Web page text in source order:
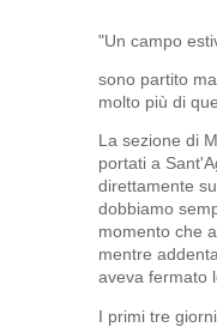
"Un campo
sono partito
molto più di
La sezione di
portati a
direttamente
dobbiamo
momento che
mentre
aveva fermato
I primi tre